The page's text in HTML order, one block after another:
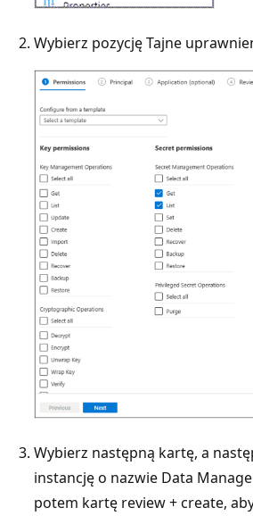
Wybierz pozycję Tajne
Wybierz następną kartę, a
instancję o nazwie Data
potem kartę review + create,